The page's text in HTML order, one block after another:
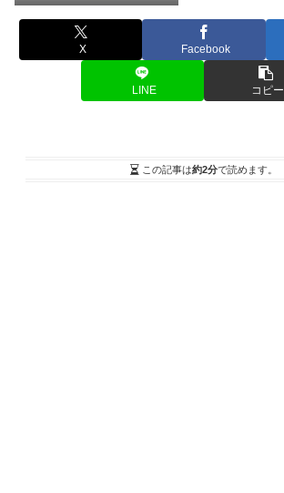
X Facebook
LINE コピー
この記事は約2分で読めます。